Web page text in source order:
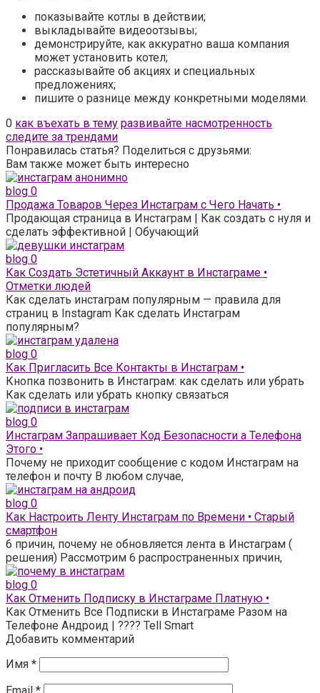
показывайте котлы в действии;
выкладывайте видеоотзывы;
демонстрируйте, как аккуратно ваша компания
может установить котел;
рассказывайте об акциях и специальных
предложениях;
пишите о разнице между конкретными моделями.
0 как въехать в тему развивайте насмотренность
следите за трендами
Понравилась статья? Поделиться с друзьями:
Вам также может быть интересно
blog 0
Продажа Товаров Через Инстаграм с Чего Начать •
Продающая страница в Инстаграм | Как создать с нуля и
сделать эффективной | Обучающий
blog 0
Как Создать Эстетичный Аккаунт в Инстаграме •
Отметки людей
Как сделать инстаграм популярным — правила для
страниц в Instagram Как сделать Инстаграм
популярным?
blog 0
Как Пригласить Все Контакты в Инстаграм •
Кнопка позвонить в Инстаграм: как сделать или убрать
Как сделать или убрать кнопку связаться
blog 0
Инстаграм Запрашивает Код Безопасности а Телефона
Этого •
Почему не приходит сообщение с кодом Инстаграм на
телефон и почту В любом случае,
blog 0
Как Настроить Ленту Инстаграм по Времени • Старый
смартфон
6 причин, почему не обновляется лента в Инстаграм (
решения) Рассмотрим 6 распространенных причин,
blog 0
Как Отменить Подписку в Инстаграме Платную •
Как Отменить Все Подписки в Инстаграме Разом на
Телефоне Андроид | ???? Tell Smart
Добавить комментарий
Имя *